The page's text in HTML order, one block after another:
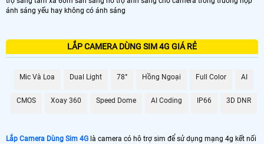
năng nổi bật, đây là giải pháp hiệu quả để quản lý và giám sát căn nhà, cửa
hàng, văn phòng hay bất kỳ không gian nào khác mà bạn quan tâm. Camera
Nét độc đáo hơn của sản phẩm với khả năng tải dữ liệu qua sim 4G bạn có thể
lưu trữ và sao lưu video một cách dễ dàng.
minh, giúp bạn nhận biết và phát hiện sự can thiệp vào không gian giám sát.
mọi chi tiết một cách rõ ràng. Với kết nối ổn định và tin cậy, Camera Dùng Sim
4G sẽ là trợ thủ đắc lực trong việc bảo vệ và theo dõi an ninh tại các vị trí không
ánh sáng yếu hay không có ánh sáng
LẮP CAMERA DÙNG SIM 4G GIÁ RẺ
Mic Và Loa Dual Light 78° Hồng Ngoại Full Color AI
CMOS Xoay 360 Speed Dome AI Coding IP66 3D DNR
Lắp Camera Dùng Sim 4G là camera có hô trợ sim để sử dụng mạng 4g kết nối